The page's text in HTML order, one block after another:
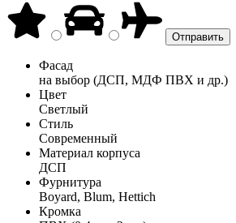
Фасад
на выбор (ДСП, МДФ ПВХ и др.)
Цвет
Светлый
Стиль
Современный
Материал корпуса
ДСП
Фурнитура
Boyard, Blum, Hettich
Кромка